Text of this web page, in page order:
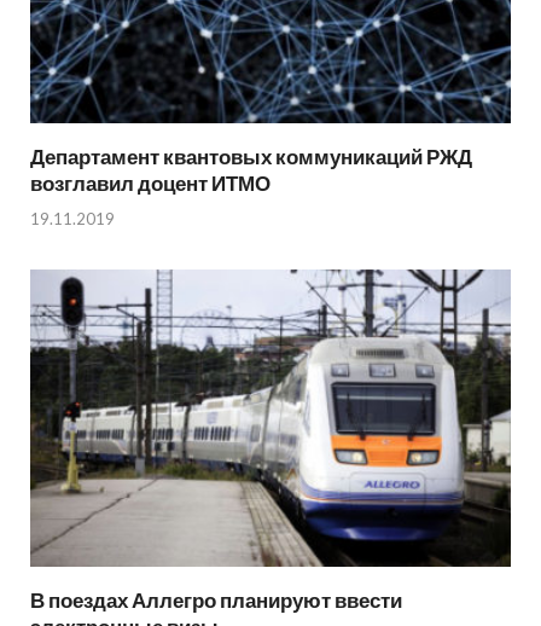
Департамент квантовых коммуникаций РЖД
возглавил доцент ИТМО
19.11.2019
В поездах Аллегро планируют ввести